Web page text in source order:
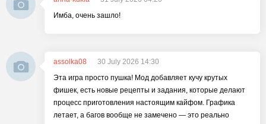
Имба, очень зашло!
assolka08
30 July 2026 14:30
Эта игра просто пушка! Мод добавляет кучу крутых
фишек, есть новые рецепты и задания, которые делают
процесс приготовления настоящим кайфом. Графика
летает, а багов вообще не замечено — это реально